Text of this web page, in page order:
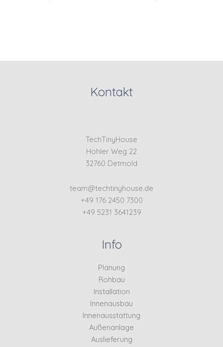
Kontakt
TechTinyHouse
Hohler Weg 22
32760 Detmold
team@techtinyhouse.de
+49 176 2450 7300
+49 5231 3641239
Info
Planung
Rohbau
Installation
Innenausbau
Innenausstattung
Außenanlage
Auslieferung